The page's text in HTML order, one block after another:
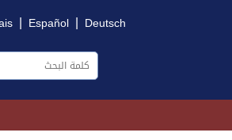
| Español | Deutsch